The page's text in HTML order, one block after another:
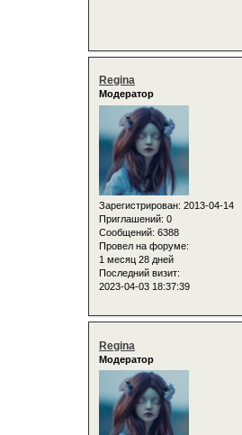
Regina
Модератор
Зарегистрирован: 2013-04-14
Приглашений: 0
Сообщений: 6388
Провел на форуме:
1 месяц 28 дней
Последний визит:
2023-04-03 18:37:39
Regina
Модератор